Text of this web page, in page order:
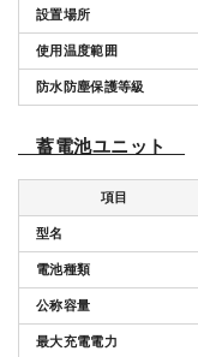
設置場所
使用温度範囲
防水防塵保護等級
蓄電池ユニット
項目
型名
電池種類
公称容量
最大充電電力